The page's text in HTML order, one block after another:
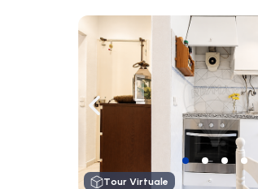
Naviga a sinistra
Tour Virtuale